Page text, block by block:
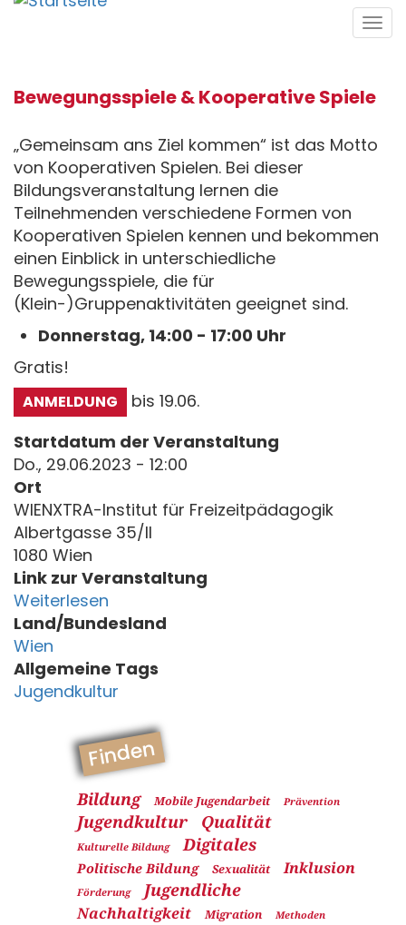
Direkt
Bewegungsspiele & Kooperative Spiele
„Gemeinsam ans Ziel kommen“ ist das Motto
von Kooperativen Spielen. Bei dieser
Bildungsveranstaltung lernen die
Teilnehmenden verschiedene Formen von
Kooperativen Spielen kennen und bekommen
einen Einblick in unterschiedliche
Bewegungsspiele, die für
(Klein-)Gruppenaktivitäten geeignet sind.
Donnerstag, 14:00 - 17:00 Uhr
Gratis!
ANMELDUNG
bis 19.06.
Startdatum der Veranstaltung
Do., 29.06.2023 - 12:00
Ort
WIENXTRA-Institut für Freizeitpädagogik
Albertgasse 35/II
1080 Wien
Link zur Veranstaltung
Weiterlesen
Land/Bundesland
Wien
Allgemeine Tags
Jugendkultur
Finden
Bildung Mobile Jugendarbeit Prävention
Jugendkultur Qualität
Kulturelle Bildung Digitales
Politische Bildung Sexualität Inklusion
Förderung Jugendliche
Nachhaltigkeit Migration Methoden